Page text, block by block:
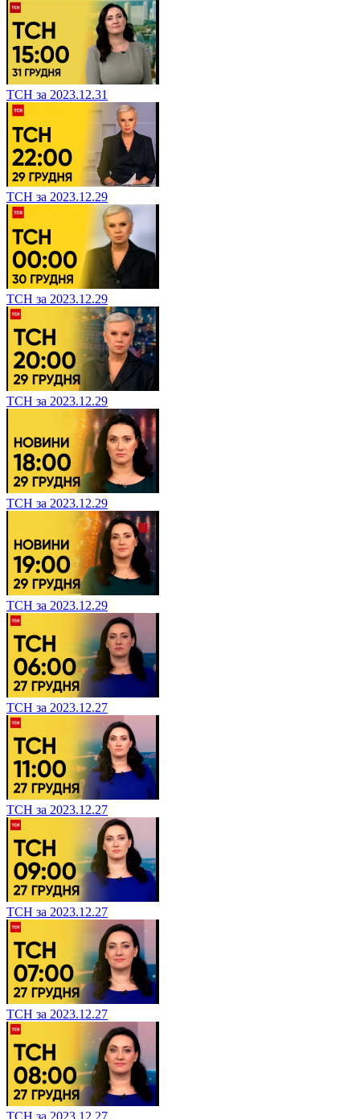
ТСН за 2023.12.31
ТСН за 2023.12.29
ТСН за 2023.12.29
ТСН за 2023.12.29
ТСН за 2023.12.29
ТСН за 2023.12.29
ТСН за 2023.12.27
ТСН за 2023.12.27
ТСН за 2023.12.27
ТСН за 2023.12.27
ТСН за 2023.12.27